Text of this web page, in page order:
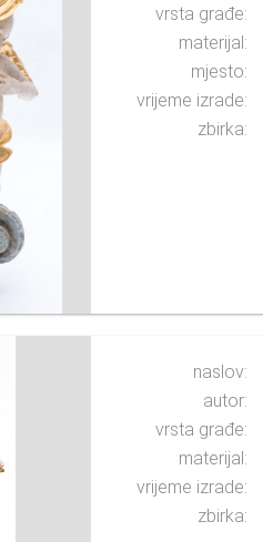
vrsta građe:
materijal:
mjesto:
vrijeme izrade:
zbirka:
naslov:
autor:
vrsta građe:
materijal:
vrijeme izrade:
zbirka: